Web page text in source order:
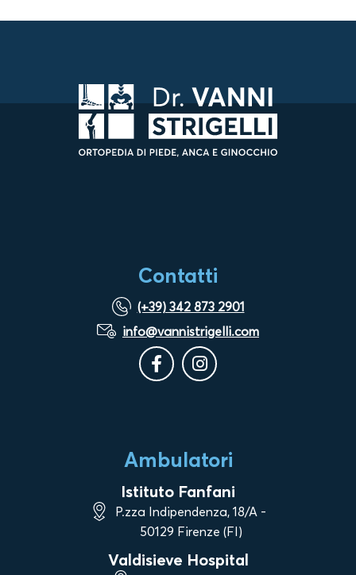
Contatti
(+39) 342 873 2901
info@vannistrigelli.com
Ambulatori
Istituto Fanfani
P.zza Indipendenza, 18/A -
50129 Firenze (FI)
Valdisieve Hospital